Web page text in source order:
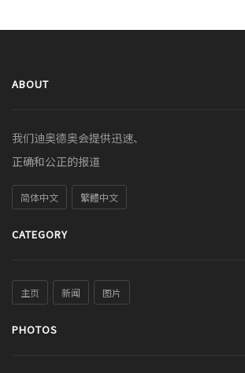
ABOUT
我们迪奥德奥会提供迅速、
正确和公正的报道
简体中文 繁體中文
CATEGORY
主页 新闻 图片
PHOTOS